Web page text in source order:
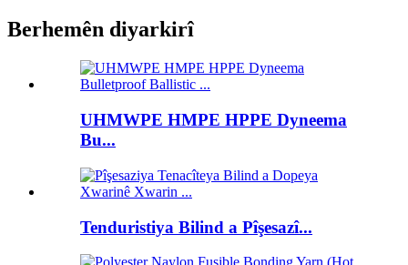
Berhemên diyarkirî
UHMWPE HMPE HPPE Dyneema
Bu...
Tenduristiya Bilind a Pîşesazî...